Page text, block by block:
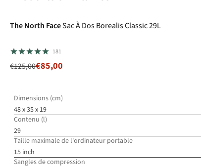
-32% Superpromo
The North FaceSac À Dos Borealis Classic 29L
181
€125,00€85,00
Dimensions (cm)
48 x 35 x 19
Contenu (l)
29
Taille maximale de l'ordinateur portable
15 inch
Sangles de compression